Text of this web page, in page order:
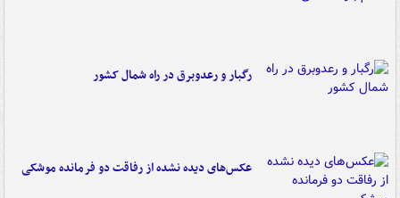
رگبار و رعدوبرق در راه شمال کشور
عکس‌های دیده نشده از رفاقت دو فرمانده‌ موشکی